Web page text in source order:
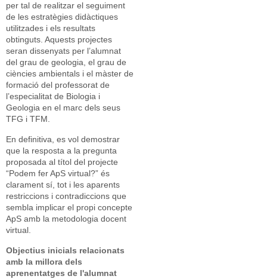
per tal de realitzar el seguiment
de les estratègies didàctiques
utilitzades i els resultats
obtinguts. Aquests projectes
seran dissenyats per l’alumnat
del grau de geologia, el grau de
ciències ambientals i el màster de
formació del professorat de
l’especialitat de Biologia i
Geologia en el marc dels seus
TFG i TFM.
En definitiva, es vol demostrar
que la resposta a la pregunta
proposada al títol del projecte
“Podem fer ApS virtual?” és
clarament sí, tot i les aparents
restriccions i contradiccions que
sembla implicar el propi concepte
ApS amb la metodologia docent
virtual.
Objectius inicials relacionats
amb la millora dels
aprenentatges de l'alumnat